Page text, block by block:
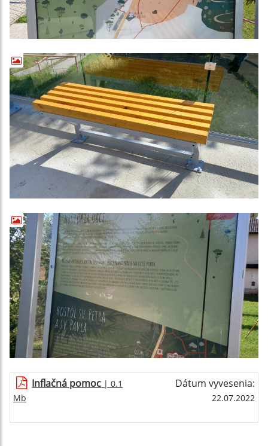
Inflačná pomoc | 0.1
Mb
Dátum vyvesenia:
22.07.2022